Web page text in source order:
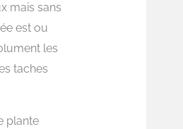
mais sans
est ou
les
taches
plante